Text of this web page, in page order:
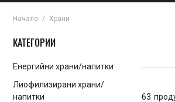
Начало Храни
КАТЕГОРИИ
Енергийни храни/напитки
Лиофилизирани храни/
напитки
63